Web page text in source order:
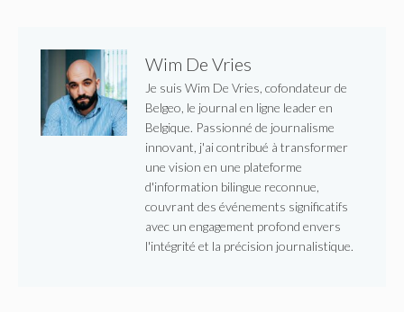
Wim De Vries
Je suis Wim De Vries, cofondateur de
Belgeo, le journal en ligne leader en
Belgique. Passionné de journalisme
innovant, j'ai contribué à transformer
une vision en une plateforme
d'information bilingue reconnue,
couvrant des événements significatifs
avec un engagement profond envers
l'intégrité et la précision journalistique.